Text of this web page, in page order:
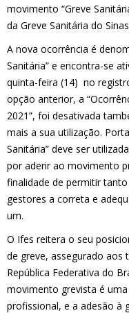
movimento “Greve
da Greve Sanitária do
A nova ocorrência é
Sanitária” e encontra-se
quinta-feira (14) no
opção anterior, a
2021”, foi desativada
mais a sua utilização.
Sanitária” deve ser
por aderir ao movimento
finalidade de permitir
gestores a correta e
um.
O Ifes reitera o seu
de greve, assegurado aos
República Federativa do
movimento grevista é
profissional, e a adesão à